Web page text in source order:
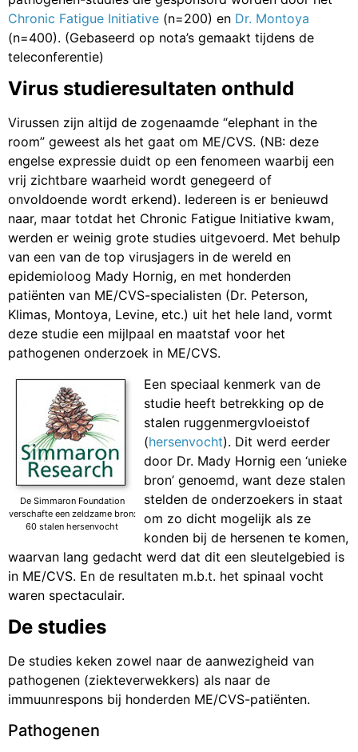
Chronic Fatigue Initiative (n=200) en Dr. Montoya
(n=400). (Gebaseerd op nota’s gemaakt tijdens de
teleconferentie)
Virus studieresultaten onthuld
Virussen zijn altijd de zogenaamde “elephant in the
room” geweest als het gaat om ME/CVS. (NB: deze
engelse expressie duidt op een fenomeen waarbij een
vrij zichtbare waarheid wordt genegeerd of
onvoldoende wordt erkend). Iedereen is er benieuwd
naar, maar totdat het Chronic Fatigue Initiative kwam,
werden er weinig grote studies uitgevoerd. Met behulp
van een van de top virusjagers in de wereld en
epidemioloog Mady Hornig, en met honderden
patiënten van ME/CVS-specialisten (Dr. Peterson,
Klimas, Montoya, Levine, etc.) uit het hele land, vormt
deze studie een mijlpaal en maatstaf voor het
pathogenen onderzoek in ME/CVS.
De Simmaron Foundation
verschafte een zeldzame bron:
60 stalen hersenvocht
Een speciaal kenmerk van de
studie heeft betrekking op de
stalen ruggenmergvloeistof
(hersenvocht). Dit werd eerder
door Dr. Mady Hornig een ‘unieke
bron’ genoemd, want deze stalen
stelden de onderzoekers in staat
om zo dicht mogelijk als ze
konden bij de hersenen te komen,
waarvan lang gedacht werd dat dit een sleutelgebied is
in ME/CVS. En de resultaten m.b.t. het spinaal vocht
waren spectaculair.
De studies
De studies keken zowel naar de aanwezigheid van
pathogenen (ziekteverwekkers) als naar de
immuunrespons bij honderden ME/CVS-patiënten.
Pathogenen